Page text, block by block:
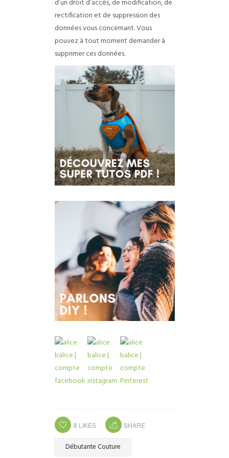
d’un droit d’accès, de modification, de
rectification et de suppression des
données vous concernant.Vous
pouvez à tout moment demander à
supprimer ces données.
8 LIKES SHARE
Débutante Couture